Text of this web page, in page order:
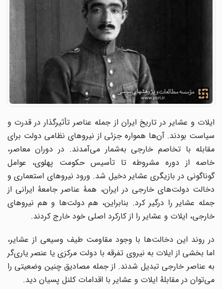
ایلات و عشایر در تاریخ ایران از جمله عناصر تأثیرگذار در قدرت و
سیاست بودند. آن‌ها همواره جزئی از نیروهای نظامی دولت برای
مقابله با تخاصم خارجی به‌شمار می‌آمدند. در دوران معاصر،
خاصه از دوره مشروطه تا تأسیس حکومت پهلوی، عوامل
گوناگونی در بازیگری عشایر دخیل شد. ورود نیروهای استعماری و
دخالت دولت‌های خارجی در ایران، همهٔ عناصر جامعهٔ ایرانی از
جمله عشایر را درگیر کرد. بنابراین، هم دولت‌ها و هم نیروهای
خارجی، ایلات و عشایر را از کارکرد اصلی خود خارج کردند.
در روند این دخالت‌‌‌ها با وجود مقاومت طیف وسیعی از عشایر،
اما بخشی از ایلات به نیروی تفرقه با دولت مرکزی یا عنصر یاری‌گر
به عناصر خارجی تبدیل شدند. از جمله مصادیق چنین وضعیتی را
می‌توان در مقابلهٔ ایلات و عشایر با اقدامات کلنل پسیان دید.